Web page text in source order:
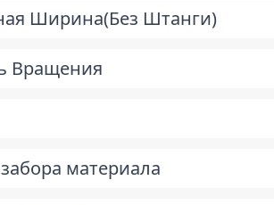
Ширина(Без Штанги)
Вращения
материала